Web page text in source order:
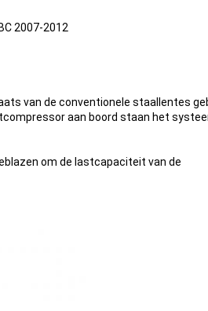
2007-2012
van de conventionele staallentes
aan boord staan het
om de lastcapaciteit van de